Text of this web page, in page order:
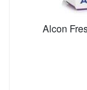
Alcon